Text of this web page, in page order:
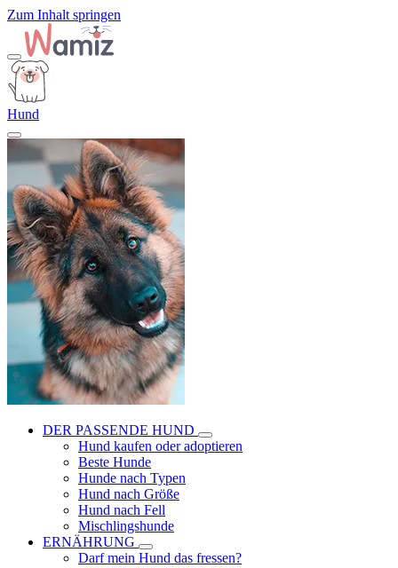
Zum Inhalt springen
Hund
DER PASSENDE HUND
Hund kaufen oder adoptieren
Beste Hunde
Hunde nach Typen
Hund nach Größe
Hund nach Fell
Mischlingshunde
ERNÄHRUNG
Darf mein Hund das fressen?